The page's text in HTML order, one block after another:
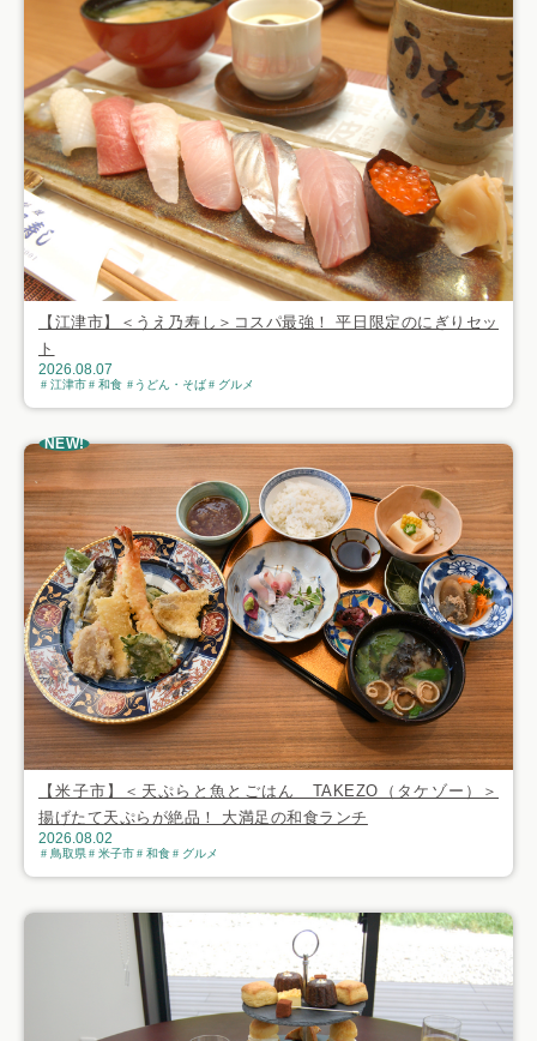
【江津市】＜うえ乃寿し＞コスパ最強！ 平日限定のにぎりセッ
ト
2026.08.07
江津市 和食 うどん・そば グルメ
NEW!
【米子市】＜天ぷらと魚とごはん TAKEZO（タケゾー）＞
揚げたて天ぷらが絶品！ 大満足の和食ランチ
2026.08.02
鳥取県 米子市 和食 グルメ